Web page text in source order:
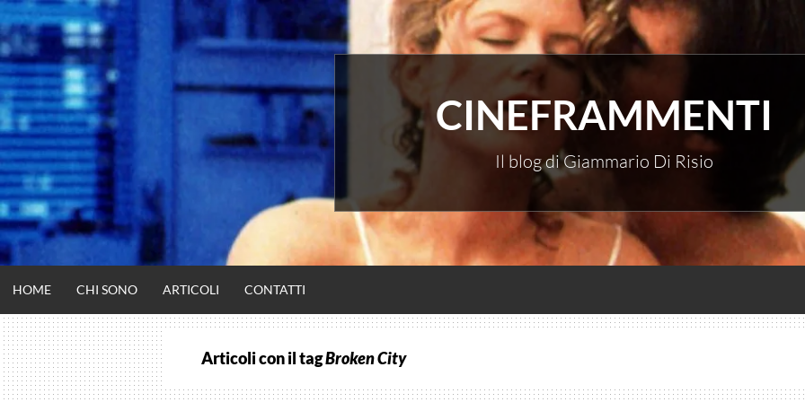
Vai
al
contenuto
CINEFRAMMENTI
Il blog di Giammario Di Risio
HOME CHI SONO ARTICOLI CONTATTI
Articoli con il tagBroken City